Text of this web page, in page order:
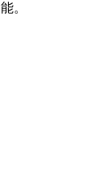
。